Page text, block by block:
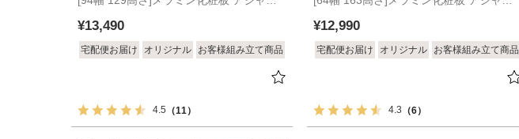
¥13,490
宅配便お届け オリジナル お客様組み立て商品
4.5 （11）
¥12,990
宅配便お届け オリジナル お客様組み立て商品
4.3 （6）